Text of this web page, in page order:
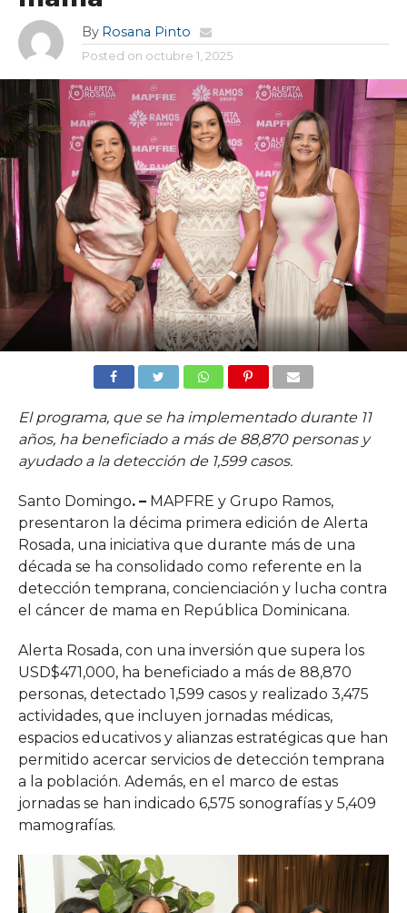
By Rosana Pinto
Posted on octubre 1, 2025
El programa, que se ha implementado durante 11
años, ha beneficiado a más de 88,870 personas y
ayudado a la detección de 1,599 casos.
Santo Domingo. –MAPFRE y Grupo Ramos,
presentaron la décima primera edición de Alerta
Rosada, una iniciativa que durante más de una
década se ha consolidado como referente en la
detección temprana, concienciación y lucha contra
el cáncer de mama en República Dominicana.
Alerta Rosada, con una inversión que supera los
USD$471,000, ha beneficiado a más de 88,870
personas, detectado 1,599 casos y realizado 3,475
actividades, que incluyen jornadas médicas,
espacios educativos y alianzas estratégicas que han
permitido acercar servicios de detección temprana
a la población. Además, en el marco de estas
jornadas se han indicado 6,575 sonografías y 5,409
mamografías.